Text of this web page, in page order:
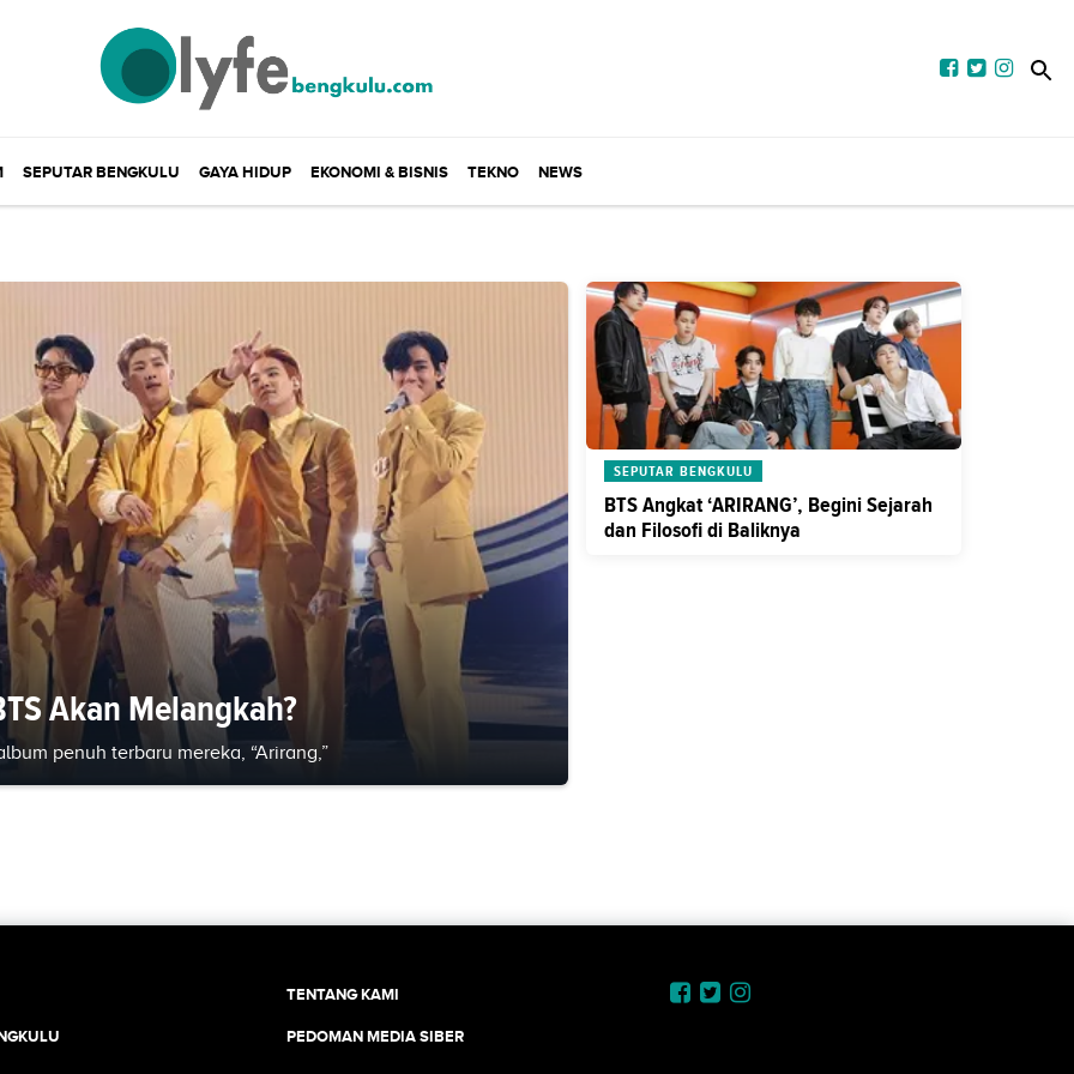
SEPUTAR BENGKULU GAYA HIDUP EKONOMI & BISNIS TEKNO NEWS
Akan Melangkah?
penuh terbaru mereka, “Arirang,”
SEPUTAR BENGKULU
BTS Angkat ‘ARIRANG’, Begini Sejarah
dan Filosofi di Baliknya
TENTANG KAMI
PEDOMAN MEDIA SIBER